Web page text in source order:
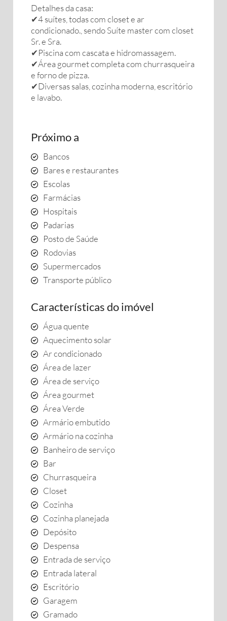
Detalhes da casa:
✔4 suítes, todas com closet e ar
condicionado., sendo Suíte master com closet
Sr. e Sra.
✔Piscina com cascata e hidromassagem.
✔Área gourmet completa com churrasqueira
e forno de pizza.
✔Diversas salas, cozinha moderna, escritório
e lavabo.
Próximo a
Bancos
Bares e restaurantes
Escolas
Farmácias
Hospitais
Padarias
Posto de Saúde
Rodovias
Supermercados
Transporte público
Características do imóvel
Água quente
Aquecimento solar
Ar condicionado
Área de lazer
Área de serviço
Área gourmet
Área Verde
Armário embutido
Armário na cozinha
Banheiro de serviço
Bar
Churrasqueira
Closet
Cozinha
Cozinha planejada
Depósito
Despensa
Entrada de serviço
Entrada lateral
Escritório
Garagem
Gramado